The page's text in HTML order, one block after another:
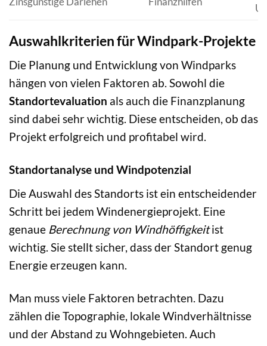
Auswahlkriterien für Windpark-Projekte
Die Planung und Entwicklung von Windparks
hängen von vielen Faktoren ab. Sowohl die
Standortevaluation als auch die Finanzplanung
sind dabei sehr wichtig. Diese entscheiden, ob das
Projekt erfolgreich und profitabel wird.
Standortanalyse und Windpotenzial
Die Auswahl des Standorts ist ein entscheidender
Schritt bei jedem Windenergieprojekt. Eine
genaue Berechnung von Windhöffigkeitist
wichtig. Sie stellt sicher, dass der Standort genug
Energie erzeugen kann.
Man muss viele Faktoren betrachten. Dazu
zählen die Topographie, lokale Windverhältnisse
und der Abstand zu Wohngebieten. Auch